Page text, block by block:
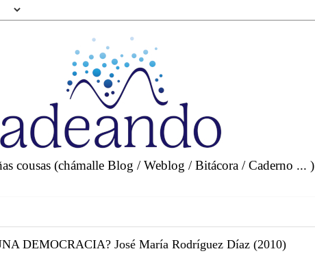
cousas (chámalle Blog / Weblog / Bitácora / Caderno ... )
DEMOCRACIA? José María Rodríguez Díaz (2010)